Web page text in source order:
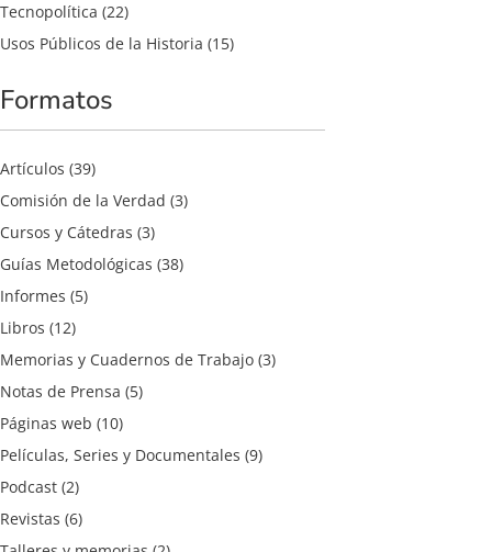
Tecnopolítica (22)
Usos Públicos de la Historia (15)
Formatos
Artículos (39)
Comisión de la Verdad (3)
Cursos y Cátedras (3)
Guías Metodológicas (38)
Informes (5)
Libros (12)
Memorias y Cuadernos de Trabajo (3)
Notas de Prensa (5)
Páginas web (10)
Películas, Series y Documentales (9)
Podcast (2)
Revistas (6)